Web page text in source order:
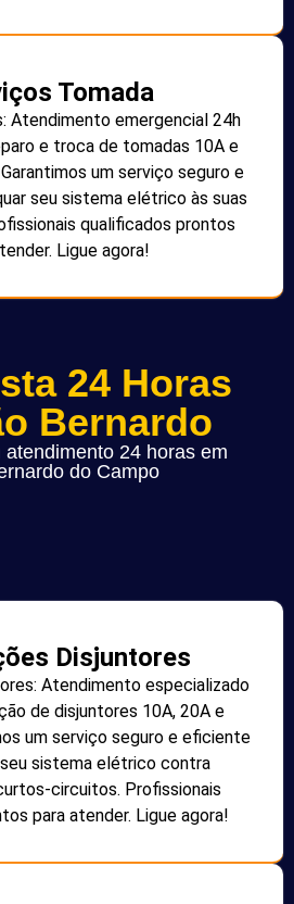
Tomada
Atendimento emergencial 24h
e troca de tomadas 10A e
um serviço seguro e
seu sistema elétrico às suas
qualificados prontos
Ligue agora!
24 Horas
Bernardo
atendimento 24 horas em
do Campo
Disjuntores
Atendimento especializado
de disjuntores 10A, 20A e
um serviço seguro e eficiente
sistema elétrico contra
circuitos. Profissionais
para atender. Ligue agora!